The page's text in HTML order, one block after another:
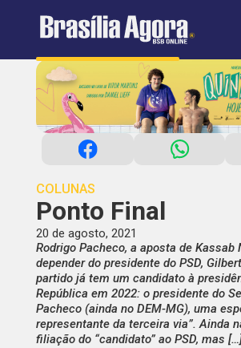
COLUNAS
Ponto Final
20 de agosto, 2021
Rodrigo Pacheco, a aposta de Kassab
depender do presidente do PSD,
partido já tem um candidato à
República em 2022: o presidente do
Pacheco (ainda no DEM-MG), uma
representante da terceira via”. Ainda
filiação do “candidato” ao PSD, mas